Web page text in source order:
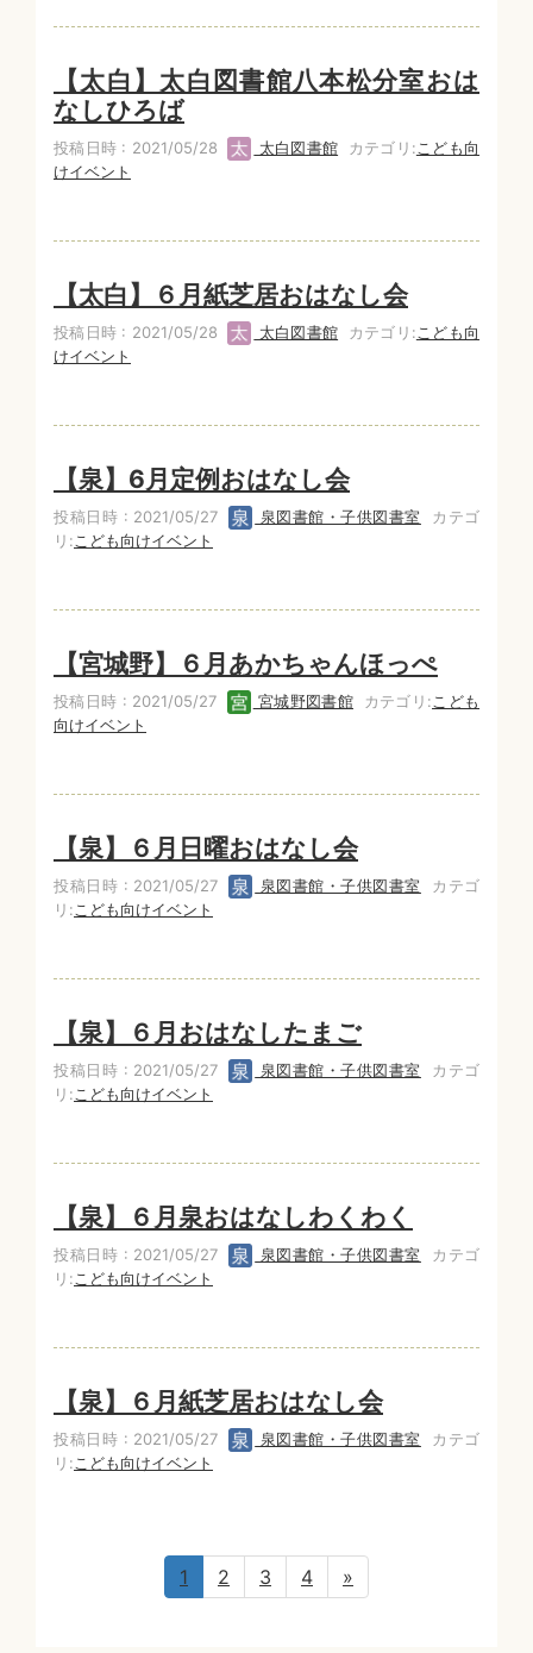
【太白】太白図書館八本松分室おは
なしひろば
投稿日時 : 2021/05/28 太白図書館 カテゴリ: こども向
けイベント
【太白】６月紙芝居おはなし会
投稿日時 : 2021/05/28 太白図書館 カテゴリ: こども向
けイベント
【泉】6月定例おはなし会
投稿日時 : 2021/05/27 泉図書館・子供図書室
カテゴ
リ: こども向けイベント
【宮城野】６月あかちゃんほっぺ
投稿日時 : 2021/05/27 宮城野図書館 カテゴリ: こども
向けイベント
【泉】６月日曜おはなし会
投稿日時 : 2021/05/27 泉図書館・子供図書室
カテゴ
リ: こども向けイベント
【泉】６月おはなしたまご
投稿日時 : 2021/05/27 泉図書館・子供図書室
カテゴ
リ: こども向けイベント
【泉】６月泉おはなしわくわく
投稿日時 : 2021/05/27 泉図書館・子供図書室
カテゴ
リ: こども向けイベント
【泉】６月紙芝居おはなし会
投稿日時 : 2021/05/27 泉図書館・子供図書室
カテゴ
リ: こども向けイベント
1 2 3 4 »